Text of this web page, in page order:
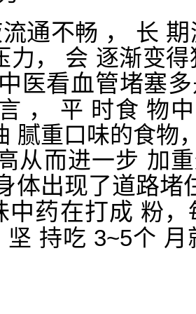
流通不畅 ， 长 期
力， 会 逐渐变得
医看血管堵塞多
， 平 时食 物
腻重口味的食物，
从而进一步 加
体出现了道路堵
中药在打成 粉，
坚 持吃 3~5个 月